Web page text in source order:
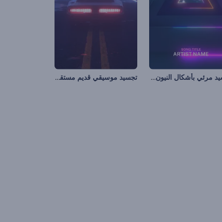
تجسيد مرئي بأشكال النيون النابضة تجسيد موسيقي قديم مستقبلي